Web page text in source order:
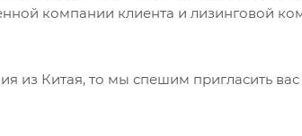
компании клиента и лизинговой
из Китая, то мы спешим пригласить вас